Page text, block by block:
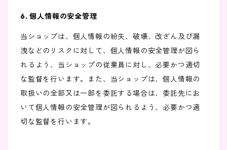
6. 個人情報の安全管理
当ショップは、個人情報の紛失、破壊、改ざん及び漏
洩などのリスクに対して、個人情報の安全管理が図ら
れるよう、当ショップの従業員に対し、必要かつ適切
な監督を行います。また、当ショップは、個人情報の
取扱いの全部又は一部を委託する場合は、委託先にお
いて個人情報の安全管理が図られるよう、必要かつ適
切な監督を行います。